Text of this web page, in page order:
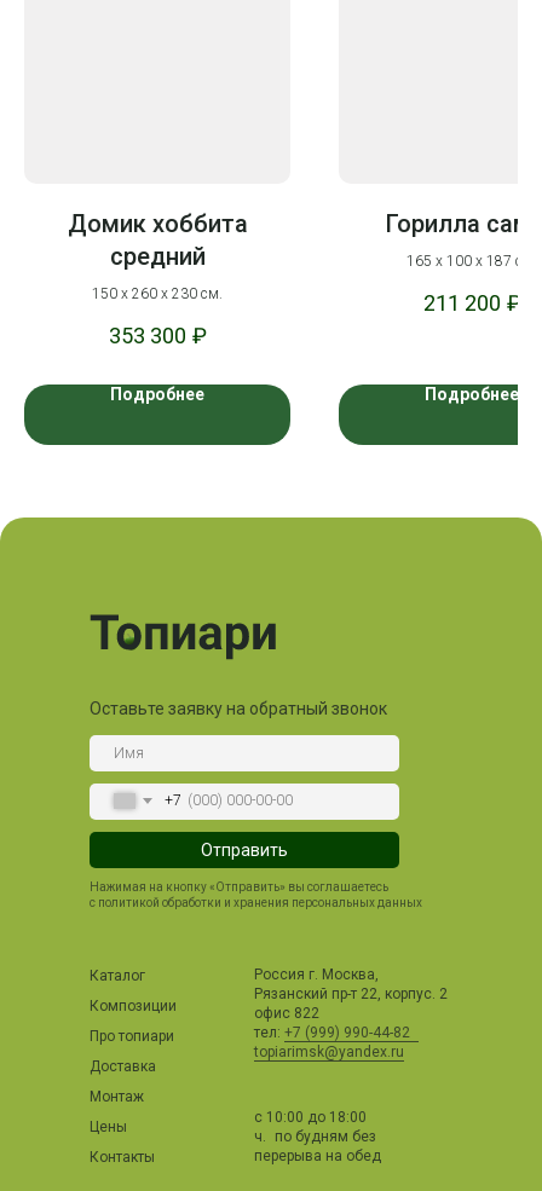
Домик хоббита
средний
150 х 260 х 230 см.
353 300 ₽
Подробнее
Горилла
165 х 100 х 187 см.
211 200 ₽
Подробнее
Оставьте заявку на обратный звонок
+7
Отправить
Нажимая на кнопку «Отправить» вы соглашаетесь
с политикой обработки и хранения персональных данных
Каталог
Композиции
Про топиари
Доставка
Монтаж
Цены
Контакты
с 10:00 до 18:00
ч. по будням без
перерыва на обед
Россия г. Москва,
Рязанский пр-т 22, корпус. 2
офис 822
тел: +7 (999) 990-44-82
topiarimsk@yandex.ru